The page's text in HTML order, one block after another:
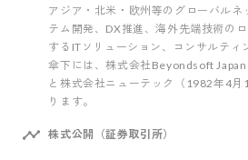
アジア・北米・欧州等のグローバルネ
テム開発、DX推進、海外先端技術の
するITソリューション、コンサルティ
傘下には、株式会社Beyondsoft
と株式会社ニューテック（1982年4月
ります。
株式公開（証券取引所）